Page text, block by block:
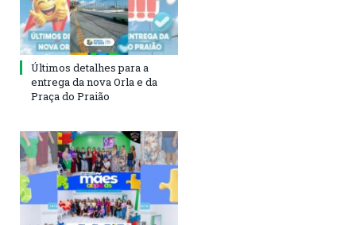
Últimos detalhes para a
entrega da nova Orla e da
Praça do Praião